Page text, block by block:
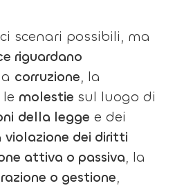
scenari possibili, ma
riguardano
corruzione, la
le molestie sul luogo di
della legge e dei
violazione dei diritti
attiva o passiva, la
o gestione,